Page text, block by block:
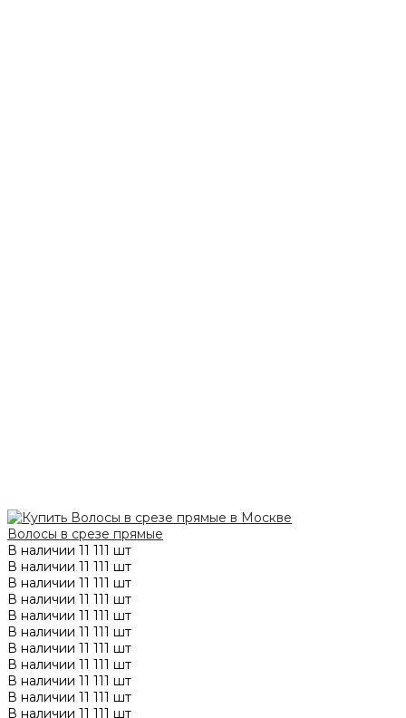
Волосы в срезе прямые
В наличии 11 111 шт
В наличии 11 111 шт
В наличии 11 111 шт
В наличии 11 111 шт
В наличии 11 111 шт
В наличии 11 111 шт
В наличии 11 111 шт
В наличии 11 111 шт
В наличии 11 111 шт
В наличии 11 111 шт
В наличии 11 111 шт